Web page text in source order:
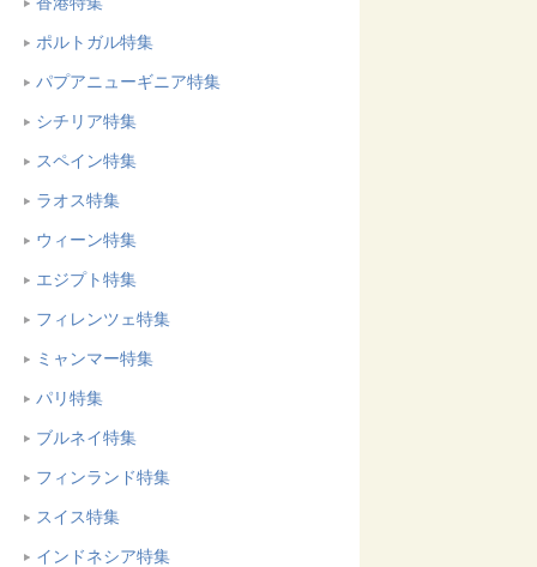
ポルトガル特集
パプアニューギニア特集
シチリア特集
スペイン特集
ラオス特集
ウィーン特集
エジプト特集
フィレンツェ特集
ミャンマー特集
パリ特集
ブルネイ特集
フィンランド特集
スイス特集
インドネシア特集